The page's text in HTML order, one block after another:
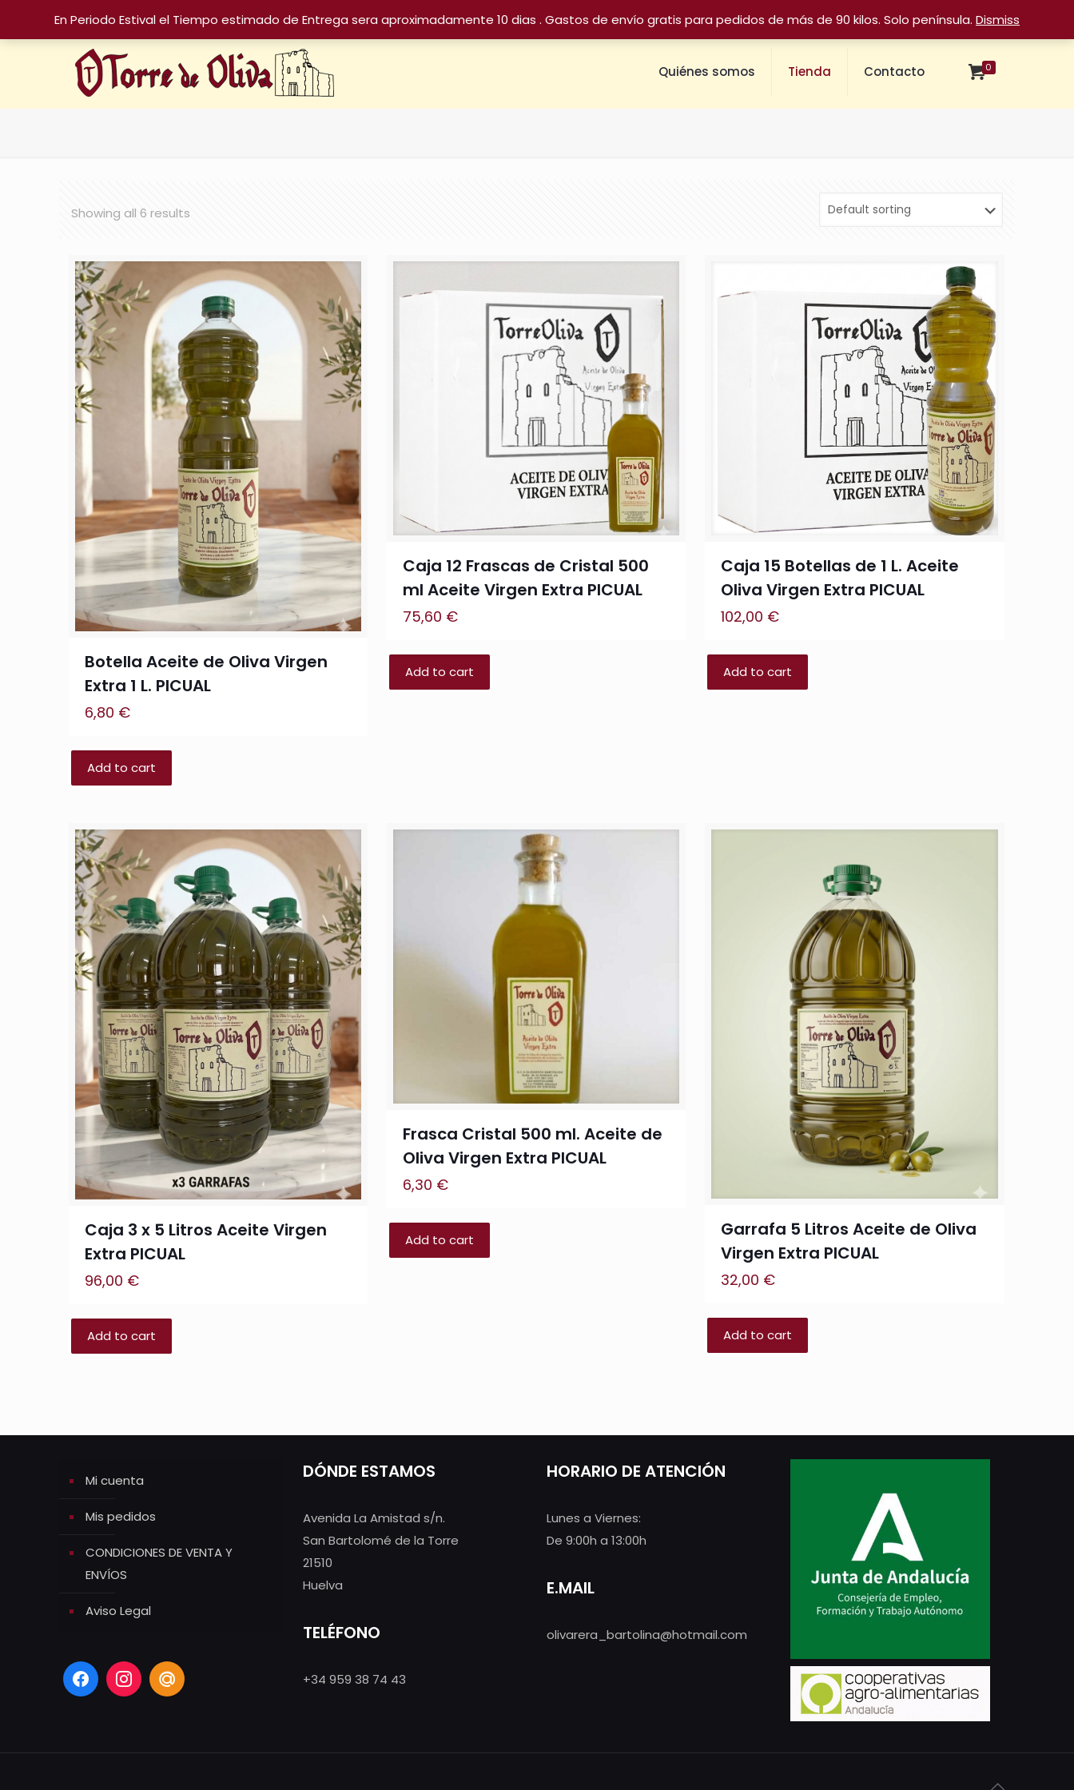
Quiénes somos Tienda Contacto 0
Showing all 6 results
Botella Aceite de Oliva Virgen
Extra 1 L. PICUAL
6,80 €
Add to cart
Caja 12 Frascas de Cristal 500
ml Aceite Virgen Extra PICUAL
75,60 €
Add to cart
Caja 15 Botellas de 1 L. Aceite
Oliva Virgen Extra PICUAL
102,00 €
Add to cart
Caja 3 x 5 Litros Aceite Virgen
Extra PICUAL
96,00 €
Add to cart
Frasca Cristal 500 ml. Aceite de
Oliva Virgen Extra PICUAL
6,30 €
Add to cart
Garrafa 5 Litros Aceite de Oliva
Virgen Extra PICUAL
32,00 €
Add to cart
Mi cuenta
Mis pedidos
CONDICIONES DE VENTA Y
ENVÍOS
Aviso Legal
DÓNDE ESTAMOS
Avenida La Amistad s/n.
San Bartolomé de la Torre
21510
Huelva
TELÉFONO
+34 959 38 74 43
HORARIO DE ATENCIÓN
Lunes a Viernes:
De 9:00h a 13:00h
E.MAIL
olivarera_bartolina@hotmail.com
En Periodo Estival el Tiempo estimado de Entrega sera aproximadamente 10 dias . Gastos de envío gratis para pedidos de más de 90 kilos. Solo península. Dismiss